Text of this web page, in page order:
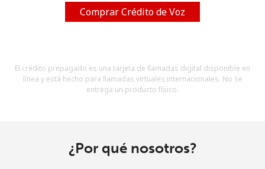
Mantente en contacto para recibir nuestras mejores
Comprar Crédito de Voz
El crédito prepagado es una tarjeta de llamadas digital disponible en
línea y está hecho para llamadas virtuales internacionales. No se
entrega un producto físico.
¿Por qué nosotros?